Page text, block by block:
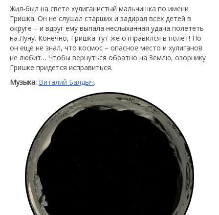
Жил-был на свете хулиганистый мальчишка по имени
Гришка. Он не слушал старших и задирал всех детей в
округе – и вдруг ему выпала неслыханная удача полететь
на Луну. Конечно, Гришка тут же отправился в полет! Но
он еще не знал, что космос – опасное место и хулиганов
не любит… Чтобы вернуться обратно на Землю, озорнику
Гришке придется исправиться.
Музыка: Виталий Балдыч.